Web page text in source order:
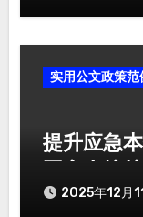
实用公文政策范
提升应急
2025年12月